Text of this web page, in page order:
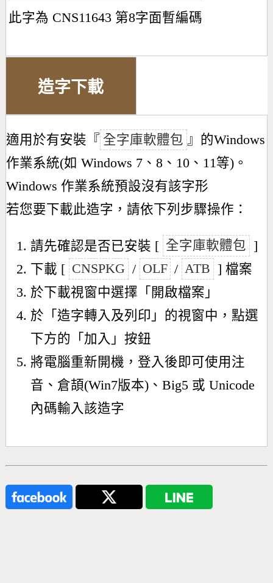
此字為 CNS11643 第8字面暫編碼
造字下載
適用於有安裝『 全字庫軟體包 』的Windows
作業系統(如 Windows 7、8、10、11等)。
Windows 作業系統預設沒有該字形
若您要下載此造字，請依下列步驟操作：
請先確認是否已安裝 [ 全字庫軟體包 ]
下載 [ CNSPKG / OLF / ATB ] 檔案
於下載視窗中選擇「開啟檔案」
於「造字轉入及列印」的視窗中，點選
下方的「加入」按鈕
將電腦重新開機，登入後即可使用注
音、倉頡(Win7版本)、Big5 或 Unicode
內碼輸入該造字